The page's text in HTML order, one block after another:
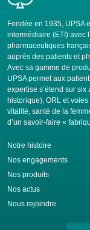
Fondée en 1935, UPSA
intermédiaire (ETI) avec
pharmaceutiques
auprès des patients et
Avec sa gamme de
UPSA permet aux
expertise s’étend sur
historique), ORL et
vitalité, santé de la
d’un savoir-faire «
Notre histoire
Nos engagements
Nos produits
Nos actus
Nous rejoindre